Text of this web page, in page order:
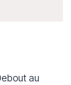
au